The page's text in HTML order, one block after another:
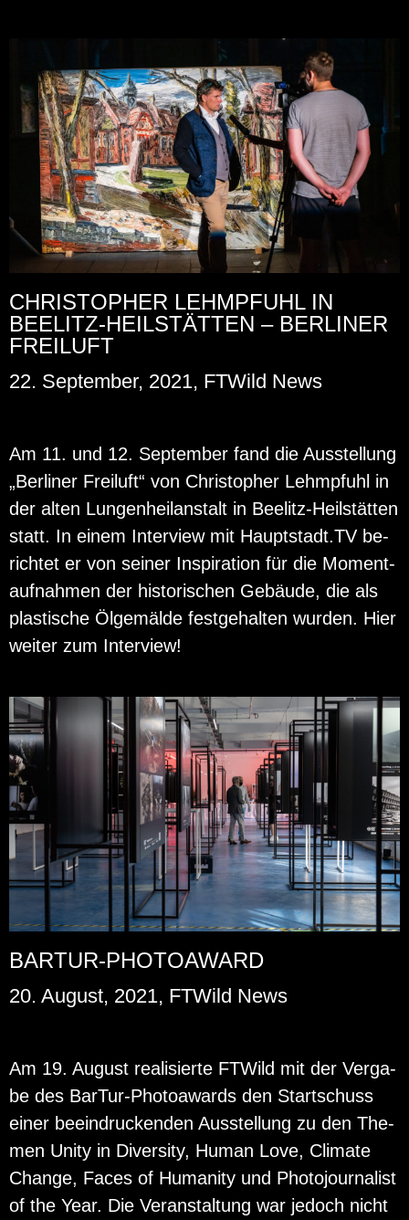
CHRISTOPHER LEHMPFUHL IN
BEELITZ-HEILSTÄTTEN – BERLINER
FREILUFT
22. September, 2021, FTWild News
Am 11. und 12. Sep­tem­ber fand die Aus­stel­lung
„Ber­li­ner Frei­luft“ von Chris­to­pher Lehm­pfuhl in
der alten Lun­gen­heil­an­stalt in Bee­litz-Heil­stät­ten
statt. In einem In­ter­view mit Haupt­stadt.TV be­
rich­tet er von sei­ner In­spi­ra­ti­on für die Mo­ment­
auf­nah­men der his­to­ri­schen Ge­bäu­de, die als
plas­ti­sche Öl­ge­mäl­de fest­ge­hal­ten wur­den. Hier
wei­ter zum In­ter­view!
BARTUR-PHOTOAWARD
20. August, 2021, FTWild News
Am 19. Au­gust rea­li­sier­te FT­Wild mit der Ver­ga­
be des Bar­Tur-Pho­to­awards den Start­schuss
einer be­ein­dru­cken­den Aus­stel­lung zu den The­
men Unity in Di­ver­si­ty, Human Love, Cli­ma­te
Chan­ge, Faces of Hu­ma­ni­ty und Pho­to­jour­na­list
of the Year. Die Ver­an­stal­tung war je­doch nicht